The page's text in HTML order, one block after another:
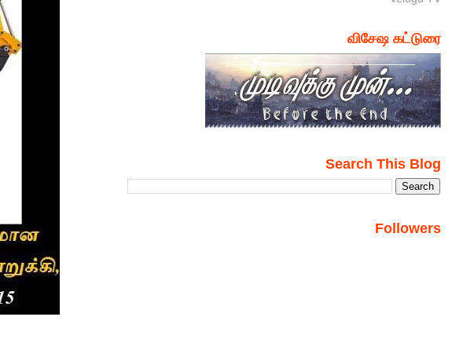
விசேஷ கட்டுரை
Search This Blog
Followers